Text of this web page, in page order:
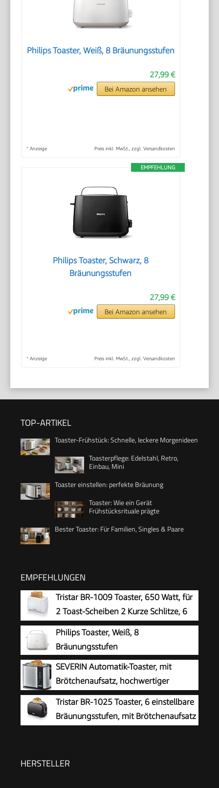
Philips Toaster, Weiß, 8 Bräunungsstufen
27,99 €
Bei Amazon ansehen
* Anzeige Preis inkl. MwSt., zzgl. Versandkosten
EMPFEHLUNG
Philips Toaster, Schwarz, 8
Bräunungsstufen
27,99 €
Bei Amazon ansehen
* Anzeige Preis inkl. MwSt., zzgl. Versandkosten
TOP-ARTIKEL
Toaster-Frühstück: Schnelle, leckere Morgenideen
Toasterpflege: Edelstahl, Retro,
Einbau, Mini
Toaster einstellen: perfekte Bräunung
Toaster: Wie ein Gerät
Frühstücksrituale prägte
Bester Toaster: Für Familien, Singles & Paare
EMPFEHLUNGEN
Tristar BR-1009 Toaster, 650 Watt, für
2 Toast-Scheiben 2 Kurze Schlitze, 6
Bräunungsstufen und
Aufwärmfunktion für Brötchen – Weiß
Philips Toaster, Weiß, 8
Bräunungsstufen
SEVERIN Automatik-Toaster, mit
Brötchenaufsatz, hochwertiger
Edelstahl Toaster zum Toasten,
Auftauen und Erwärmen, 800 W,steel, AT 2589
Tristar BR-1025 Toaster, 6 einstellbare
Bräunungsstufen, mit Brötchenaufsatz
HERSTELLER